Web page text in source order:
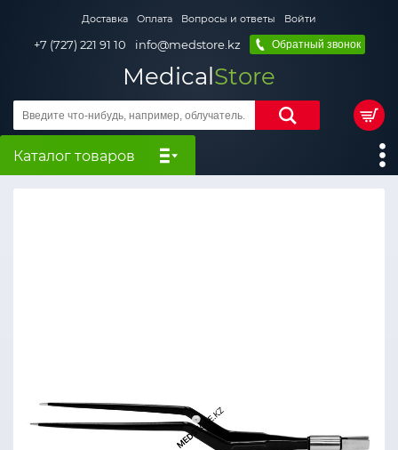
Доставка Оплата Вопросы и ответы Войти
+7 (727) 221 91 10 info@medstore.kz Обратный звонок
MedicalStore
Каталог товаров